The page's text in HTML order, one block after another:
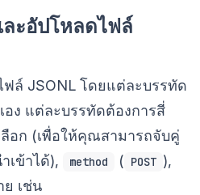
ะอัปโหลดไฟล์
ล์ JSONL โดยแต่ละบรรทัด
ง แต่ละบรรทัดต้องการสี่
อก (เพื่อให้คุณสามารถจับคู่
เข้าได้),
method ( POST ),
ย เช่น